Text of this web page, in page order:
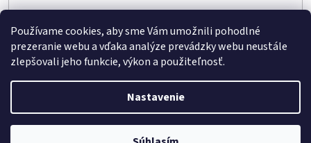
Používame cookies, aby sme Vám umožnili pohodlné
prezeranie webu a vďaka analýze prevádzky webu neustále
zlepšovali jeho funkcie, výkon a použiteľnosť.
Nastavenie
PRIHLÁSIŤ SA
Vytvoril Shoptet